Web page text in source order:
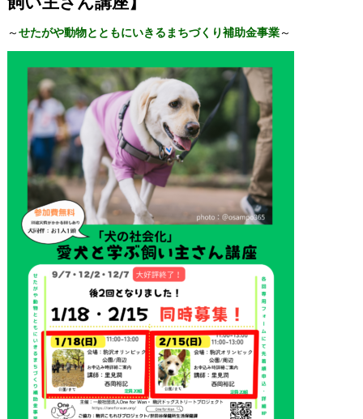
～せたがや動物とともにいきるまちづくり補助金事業～